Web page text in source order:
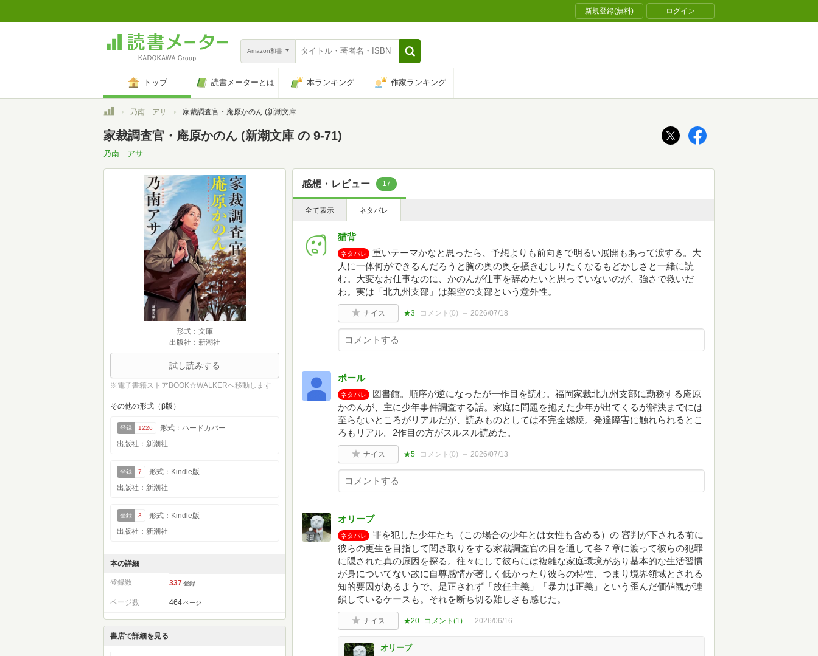
新規登録(無料) ログイン
Amazon和書
トップ 読書メーターとは 本ランキング 作家ランキング
トップ乃南 アサ 家裁調査官・庵原かのん (新潮文庫 の 9-71)
家裁調査官・庵原かのん (新潮文庫 の 9-71)
乃南 アサ
形式：文庫
出版社：新潮社
試し読みする
※電子書籍ストアBOOK☆WALKERへ移動します
その他の形式（β版）
登録 1226
形式：ハードカバー
出版社：新潮社
登録 7
形式：Kindle版
出版社：新潮社
登録 3
形式：Kindle版
出版社：新潮社
本の詳細
登録数 337 登録
ページ数 464 ページ
書店で詳細を見る
感想・レビュー 17
全て表示 ネタバレ
猫背
ネタバレ
重いテーマかなと思ったら、予想よりも前向きで明るい展開もあって涙する。大
人に一体何ができるんだろうと胸の奥の奥を掻きむしりたくなるもどかしさと一緒に読
む。大変なお仕事なのに、かのんが仕事を辞めたいと思っていないのが、強さで救いだ
わ。実は「北九州支部」は架空の支部という意外性。
ナイス ★3 コメント(0) 2026/07/18
ポール
ネタバレ
図書館。順序が逆になったが一作目を読む。福岡家裁北九州支部に勤務する庵原
かのんが、主に少年事件調査する話。家庭に問題を抱えた少年が出てくるが解決までには
至らないところがリアルだが、読みものとしては不完全燃焼。発達障害に触れられるとこ
ろもリアル。2作目の方がスルスル読めた。
ナイス ★5 コメント(0) 2026/07/13
オリーブ
ネタバレ
罪を犯した少年たち（この場合の少年とは女性も含める）の 審判が下される前に
彼らの更生を目指して聞き取りをする家裁調査官の目を通して各７章に渡って彼らの犯罪
に隠された真の原因を探る。往々にして彼らには複雑な家庭環境があり基本的な生活習慣
が身についてない故に自尊感情が著しく低かったり彼らの特性、つまり境界領域とされる
知的要因があるようで、是正されず「放任主義」「暴力は正義」という歪んだ価値観が連
鎖しているケースも。それを断ち切る難しさも感じた。
ナイス ★20 コメント(1) 2026/06/16
オリーブ